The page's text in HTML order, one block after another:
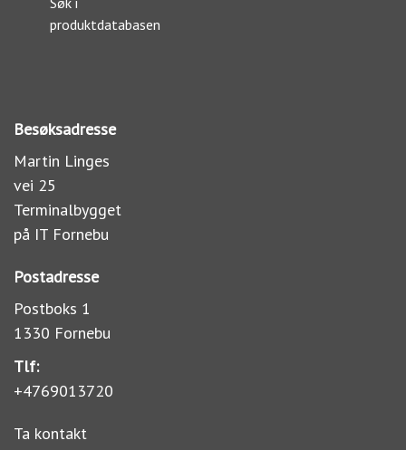
produktdatabasen
Besøksadresse
Martin Linges
vei 25
Terminalbygget
på IT Fornebu
Postadresse
Postboks 1
1330 Fornebu
Tlf:
+4769013720
Ta kontakt